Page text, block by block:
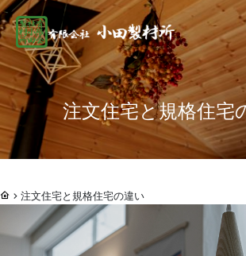
総合
注文住宅と規格住宅
注文住宅と規格住宅の違い